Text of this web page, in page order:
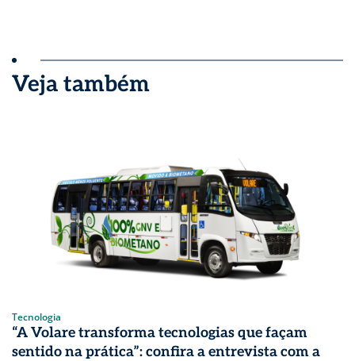
Veja também
Tecnologia
“A Volare transforma tecnologias que façam
sentido na prática”: confira a entrevista com a